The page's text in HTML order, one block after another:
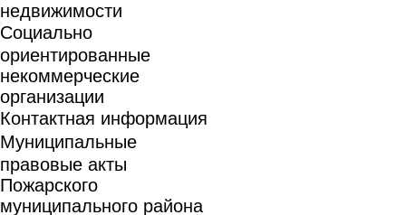
недвижимости
Социально
ориентированные
некоммерческие
организации
Контактная информация
Муниципальные
правовые акты
Пожарского
муниципального района